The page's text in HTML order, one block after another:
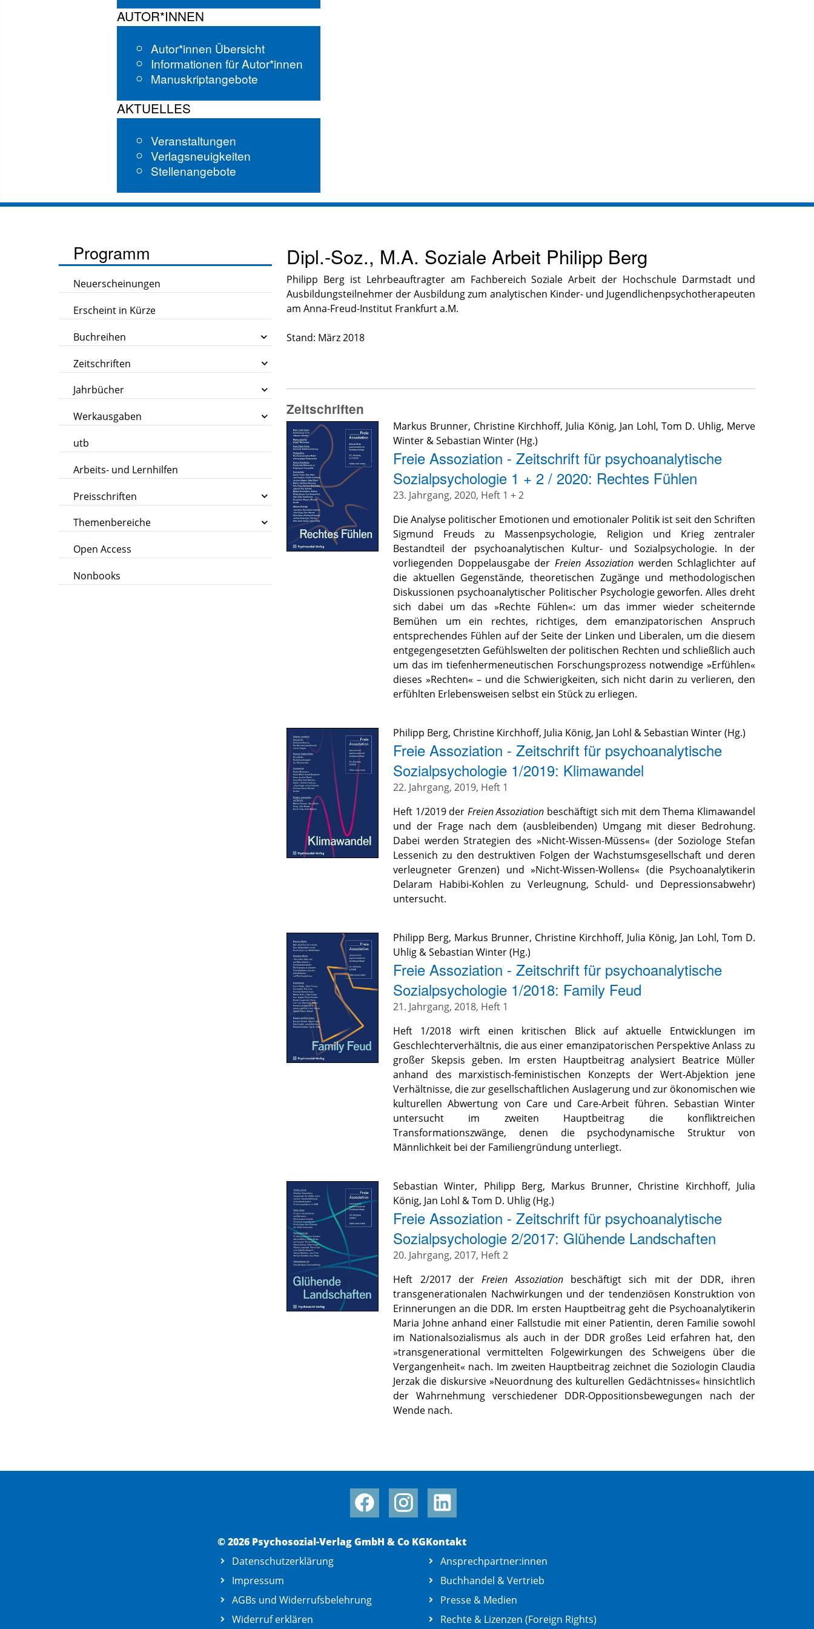
AUTOR*INNEN
Autor*innen Übersicht
Informationen für Autor*innen
Manuskriptangebote
AKTUELLES
Veranstaltungen
Verlagsneuigkeiten
Stellenangebote
Programm
Neuerscheinungen
Erscheint in Kürze
Buchreihen
Zeitschriften
Jahrbücher
Werkausgaben
utb
Arbeits- und Lernhilfen
Preisschriften
Themenbereiche
Open Access
Nonbooks
Dipl.-Soz., M.A. Soziale Arbeit Philipp Berg
Philipp Berg ist Lehrbeauftragter am Fachbereich Soziale Arbeit der Hochschule Darmstadt und
Ausbildungsteilnehmer der Ausbildung zum analytischen Kinder- und Jugendlichenpsychotherapeuten
am Anna-Freud-Institut Frankfurt a.M.
Stand: März 2018
Zeitschriften
Markus Brunner, Christine Kirchhoff, Julia König, Jan Lohl, Tom D. Uhlig, Merve
Winter &Sebastian Winter(Hg.)
Freie Assoziation - Zeitschrift für psychoanalytische
Sozialpsychologie 1 + 2 / 2020: Rechtes Fühlen
23. Jahrgang, 2020, Heft 1 + 2
Die Analyse politischer Emotionen und emotionaler Politik ist seit den Schriften
Sigmund Freuds zu Massenpsychologie, Religion und Krieg zentraler
Bestandteil der psychoanalytischen Kultur- und Sozialpsychologie. In der
vorliegenden Doppelausgabe derFreien Assoziationwerden Schlaglichter auf
die aktuellen Gegenstände, theoretischen Zugänge und methodologischen
Diskussionen psychoanalytischer Politischer Psychologie geworfen. Alles dreht
sich dabei um das »Rechte Fühlen«: um das immer wieder scheiternde
Bemühen um ein rechtes, richtiges, dem emanzipatorischen Anspruch
entsprechendes Fühlen auf der Seite der Linken und Liberalen, um die diesem
entgegengesetzten Gefühlswelten der politischen Rechten und schließlich auch
um das im tiefenhermeneutischen Forschungsprozess notwendige »Erfühlen«
dieses »Rechten« – und die Schwierigkeiten, sich nicht darin zu verlieren, den
erfühlten Erlebensweisen selbst ein Stück zu erliegen.
Philipp Berg, Christine Kirchhoff, Julia König, Jan Lohl &Sebastian Winter(Hg.)
Freie Assoziation - Zeitschrift für psychoanalytische
Sozialpsychologie 1/2019: Klimawandel
22. Jahrgang, 2019, Heft 1
Heft 1/2019 der Freien Assoziation beschäftigt sich mit dem Thema Klimawandel
und der Frage nach dem (ausbleibenden) Umgang mit dieser Bedrohung.
Dabei werden Strategien des »Nicht-Wissen-Müssens« (der Soziologe Stefan
Lessenich zu den destruktiven Folgen der Wachstumsgesellschaft und deren
verleugneter Grenzen) und »Nicht-Wissen-Wollens« (die Psychoanalytikerin
Delaram Habibi-Kohlen zu Verleugnung, Schuld- und Depressionsabwehr)
untersucht.
Philipp Berg, Markus Brunner, Christine Kirchhoff, Julia König, Jan Lohl, Tom D.
Uhlig &Sebastian Winter(Hg.)
Freie Assoziation - Zeitschrift für psychoanalytische
Sozialpsychologie 1/2018: Family Feud
21. Jahrgang, 2018, Heft 1
Heft 1/2018 wirft einen kritischen Blick auf aktuelle Entwicklungen im
Geschlechterverhältnis, die aus einer emanzipatorischen Perspektive Anlass zu
großer Skepsis geben. Im ersten Hauptbeitrag analysiert Beatrice Müller
anhand des marxistisch-feministischen Konzepts der Wert-Abjektion jene
Verhältnisse, die zur gesellschaftlichen Auslagerung und zur ökonomischen wie
kulturellen Abwertung von Care und Care-Arbeit führen. Sebastian Winter
untersucht im zweiten Hauptbeitrag die konfliktreichen
Transformationszwänge, denen die psychodynamische Struktur von
Männlichkeit bei der Familiengründung unterliegt.
Sebastian Winter, Philipp Berg, Markus Brunner, Christine Kirchhoff, Julia
König, Jan Lohl &Tom D. Uhlig(Hg.)
Freie Assoziation - Zeitschrift für psychoanalytische
Sozialpsychologie 2/2017: Glühende Landschaften
20. Jahrgang, 2017, Heft 2
Heft 2/2017 derFreien Assoziationbeschäftigt sich mit der DDR, ihren
transgenerationalen Nachwirkungen und der tendenziösen Konstruktion von
Erinnerungen an die DDR. Im ersten Hauptbeitrag geht die Psychoanalytikerin
Maria Johne anhand einer Fallstudie mit einer Patientin, deren Familie sowohl
im Nationalsozialismus als auch in der DDR großes Leid erfahren hat, den
»transgenerational vermittelten Folgewirkungen des Schweigens über die
Vergangenheit« nach. Im zweiten Hauptbeitrag zeichnet die Soziologin Claudia
Jerzak die diskursive »Neuordnung des kulturellen Gedächtnisses« hinsichtlich
der Wahrnehmung verschiedener DDR-Oppositionsbewegungen nach der
Wende nach.
© 2026 Psychosozial-Verlag GmbH & Co KG
Datenschutzerklärung
Impressum
AGBs und Widerrufsbelehrung
Widerruf erklären
Kontakt
Ansprechpartner:innen
Buchhandel & Vertrieb
Presse & Medien
Rechte & Lizenzen (Foreign Rights)